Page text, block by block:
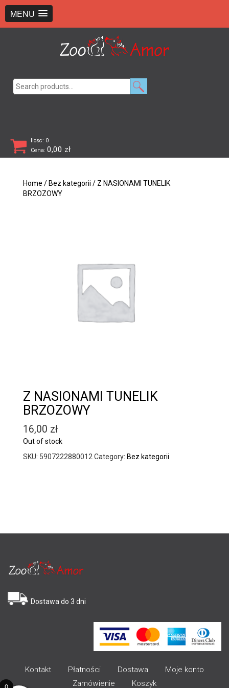
MENU
Ilosc: 0
Cena: 0,00 zł
Home / Bez kategorii / Z NASIONAMI TUNELIK
BRZOZOWY
Z NASIONAMI TUNELIK
BRZOZOWY
16,00 zł
Out of stock
SKU: 5907222880012 Category: Bez kategorii
Dostawa do 3 dni
Kontakt Płatności Dostawa
Moje konto
Zamówienie
Koszyk